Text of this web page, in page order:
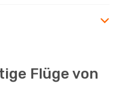
Flüge von